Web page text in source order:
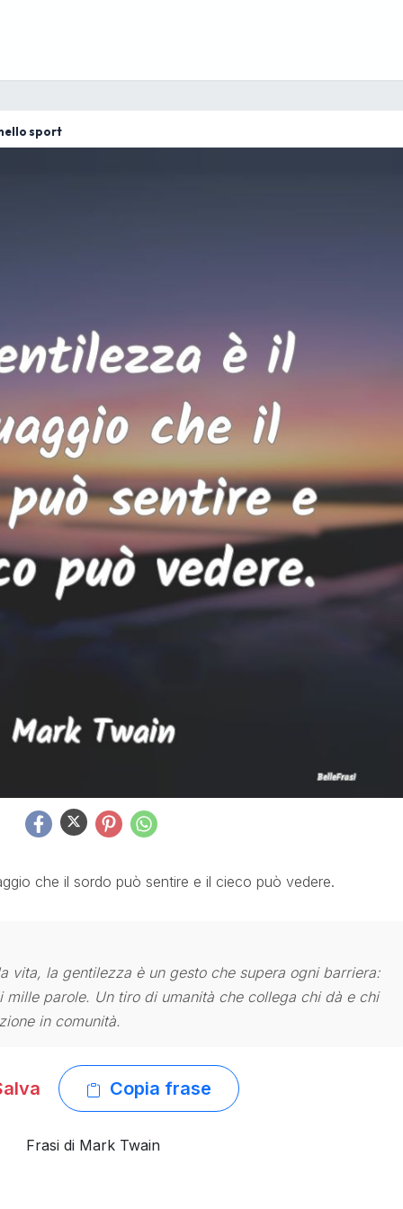
sport
che il sordo può sentire e il cieco può vedere.
vita, la gentilezza è un gesto che supera ogni barriera:
parole. Un tiro di umanità che collega chi dà e chi
in comunità.
Copia frase
Frasi di Mark Twain